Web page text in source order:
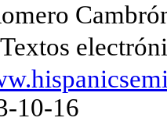
10-16